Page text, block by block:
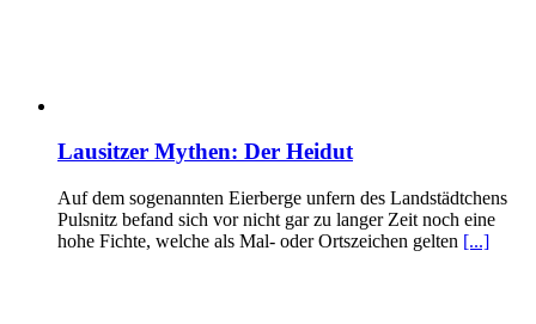
Lausitzer Mythen: Der Heidut
Auf dem sogenannten Eierberge unfern des Landstädtchens
Pulsnitz befand sich vor nicht gar zu langer Zeit noch eine
hohe Fichte, welche als Mal- oder Ortszeichen gelten [...]